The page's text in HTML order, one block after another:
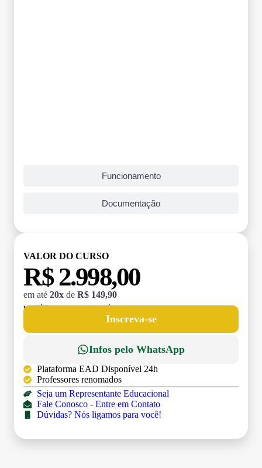
Funcionamento
Documentação
VALOR DO CURSO
R$ 2.998,00
em até 20x de R$ 149,90
MATRÍCULA:
Inscreva-se
Infos pelo WhatsApp
Plataforma EAD Disponível 24h
Professores renomados
Seja um Representante Educacional
Fale Conosco - Entre em Contato
Dúvidas? Nós ligamos para você!